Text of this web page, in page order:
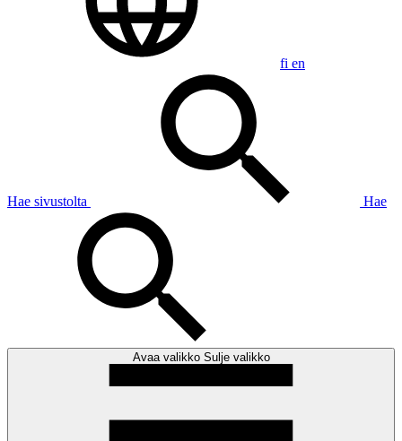
fi en
Hae sivustolta Hae
Avaa valikko Sulje valikko